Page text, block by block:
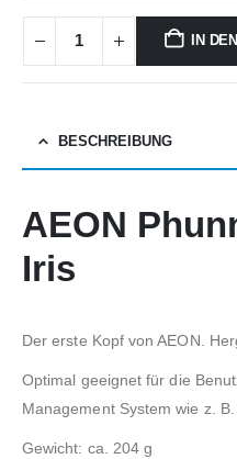
IN
BESCHREIBUNG
AEON
Iris
Der erste Kopf von AEON.
Optimal geeignet für die
Management System wie z.
Gewicht: ca. 204 g